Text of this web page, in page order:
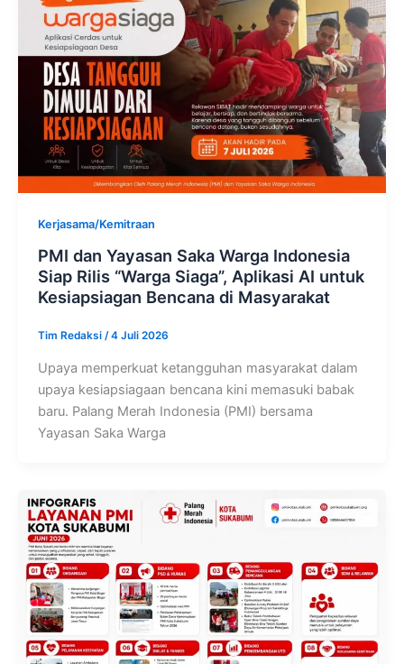
Kerjasama/Kemitraan
PMI dan Yayasan Saka Warga Indonesia
Siap Rilis “Warga Siaga”, Aplikasi AI untuk
Kesiapsiagan Bencana di Masyarakat
Tim Redaksi /4 Juli 2026
Upaya memperkuat ketangguhan masyarakat dalam
upaya kesiapsiagaan bencana kini memasuki babak
baru. Palang Merah Indonesia (PMI) bersama
Yayasan Saka Warga